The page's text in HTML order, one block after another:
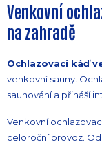
Venkovní
na zahradě
Ochlazovací káď
venkovní sauny.
saunování a přináší
Venkovní
celoroční provoz.